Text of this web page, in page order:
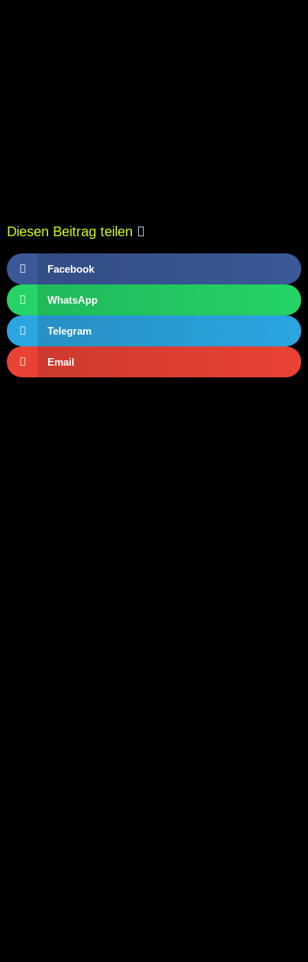
Diesen Beitrag teilen
Facebook
WhatsApp
Telegram
Email